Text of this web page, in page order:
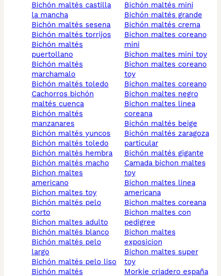
bichón maltés castilla
la mancha
bichón maltés sesena
bichón maltés torrijos
bichón maltés
puertollano
bichón maltés
marchamalo
bichón maltés toledo
cachorros bichón
maltés cuenca
bichón maltés
manzanares
bichón maltés yuncos
bichón maltés toledo
bichón maltés hembra
bichón maltés macho
bichon maltes
americano
bichon maltes toy
bichón maltés pelo
corto
bichon maltes adulto
bichón maltés blanco
bichón maltés pelo
largo
bichón maltés pelo liso
bichón maltés
bichón maltés mini
bichón maltés grande
bichón maltés crema
bichon maltes coreano
mini
bichon maltes mini toy
bichon maltes coreano
toy
bichon maltes coreano
bichon maltes negro
bichon maltes linea
coreana
bichón maltés beige
bichón maltés zaragoza
particular
bichón maltés gigante
camada bichon maltes
toy
bichon maltes linea
americana
bichon maltes coreana
bichon maltes con
pedigree
bichon maltes
exposicion
bichon maltes super
toy
morkie criadero españa